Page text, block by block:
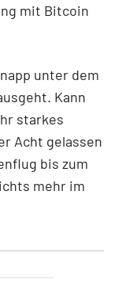
mit Bitcoin
unter dem
Kann
starkes
Acht gelassen
bis zum
mehr im